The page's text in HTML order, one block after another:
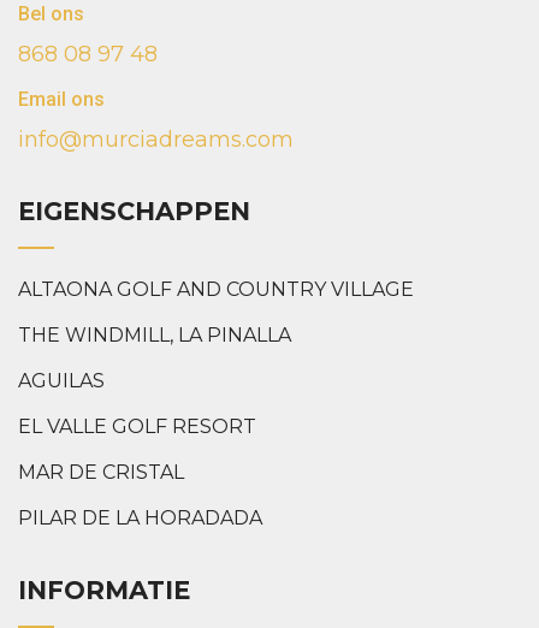
Bel ons
868 08 97 48
Email ons
info@murciadreams.com
EIGENSCHAPPEN
ALTAONA GOLF AND COUNTRY VILLAGE
THE WINDMILL, LA PINALLA
AGUILAS
EL VALLE GOLF RESORT
MAR DE CRISTAL
PILAR DE LA HORADADA
INFORMATIE